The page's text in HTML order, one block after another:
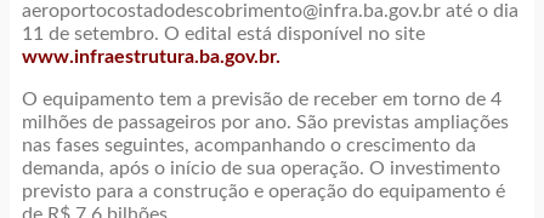
aeroportocostadodescobrimento@infra.ba.gov.br até o dia
11 de setembro. O edital está disponível no site
www.infraestrutura.ba.gov.br.
O equipamento tem a previsão de receber em torno de 4
milhões de passageiros por ano. São previstas ampliações
nas fases seguintes, acompanhando o crescimento da
demanda, após o início de sua operação. O investimento
previsto para a construção e operação do equipamento é